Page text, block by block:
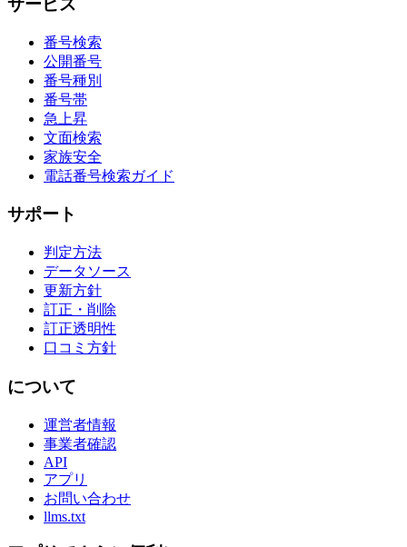
サービス
番号検索
公開番号
番号種別
番号帯
急上昇
文面検索
家族安全
電話番号検索ガイド
サポート
判定方法
データソース
更新方針
訂正・削除
訂正透明性
口コミ方針
について
運営者情報
事業者確認
API
アプリ
お問い合わせ
llms.txt